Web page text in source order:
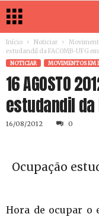
Início Noticiar
estudandil da FACOMB-UFG
NOTICIAR MOVIMENTOS EM
16 AGOSTO
estudandil da
16/08/2012 0
Ocupação
Hora de ocupar o